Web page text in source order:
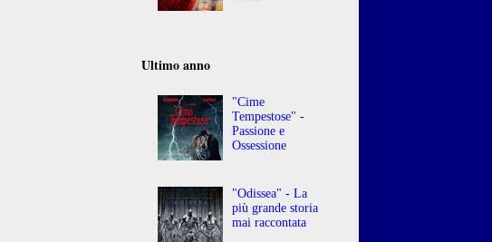
Ultimo anno
"Cime
Tempestose" -
Passione e
Ossessione
"Odissea" - La
più grande storia
mai raccontata